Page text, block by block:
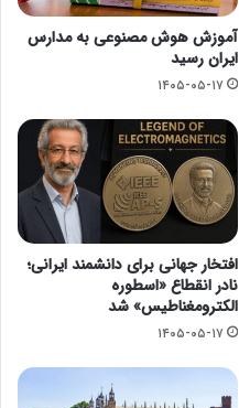
آموزش هوش مصنوعی به مدارس
ایران رسید
۱۴۰۵-۰۵-۱۷
افتخار جهانی برای دانشمند ایرانی؛
نادر انقطاع «اسطوره
الکترومغناطیس» شد
۱۴۰۵-۰۵-۱۷